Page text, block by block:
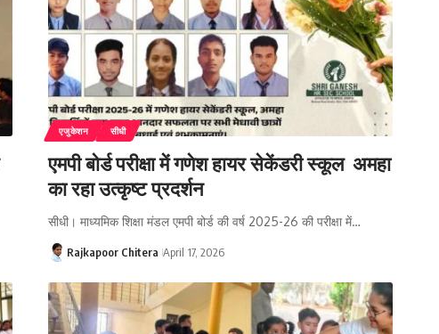
एजुकेशन सीधी
एमपी बोर्ड परीक्षा में गणेश हायर सेकेंडरी स्कूल अमहा
का रहा उत्कृष्ट प्रदर्शन
सीधी। माध्यमिक शिक्षा मंडल एमपी बोर्ड की वर्ष 2025-26 की परीक्षा में…
Rajkapoor Chitera April 17, 2026